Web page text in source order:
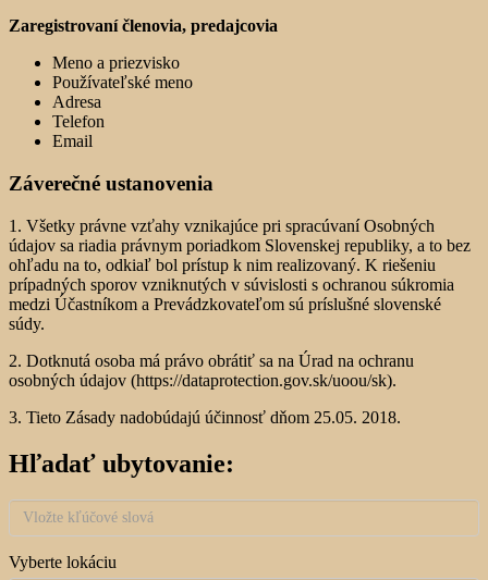
Zaregistrovaní členovia, predajcovia
Meno a priezvisko
Používateľské meno
Adresa
Telefon
Email
Záverečné ustanovenia
1. Všetky právne vzťahy vznikajúce pri spracúvaní Osobných
údajov sa riadia právnym poriadkom Slovenskej republiky, a to bez
ohľadu na to, odkiaľ bol prístup k nim realizovaný. K riešeniu
prípadných sporov vzniknutých v súvislosti s ochranou súkromia
medzi Účastníkom a Prevádzkovateľom sú príslušné slovenské
súdy.
2. Dotknutá osoba má právo obrátiť sa na Úrad na ochranu
osobných údajov (https://dataprotection.gov.sk/uoou/sk).
3. Tieto Zásady nadobúdajú účinnosť dňom 25.05. 2018.
Hľadať ubytovanie:
Vyberte lokáciu